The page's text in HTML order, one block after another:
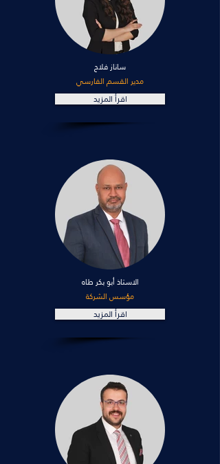
ساناز فلاح
مدير القسم الفارسي
اقرأ المزيد
الاستاذ أبو بكر طاه
مؤسس الشركة
اقرأ المزيد